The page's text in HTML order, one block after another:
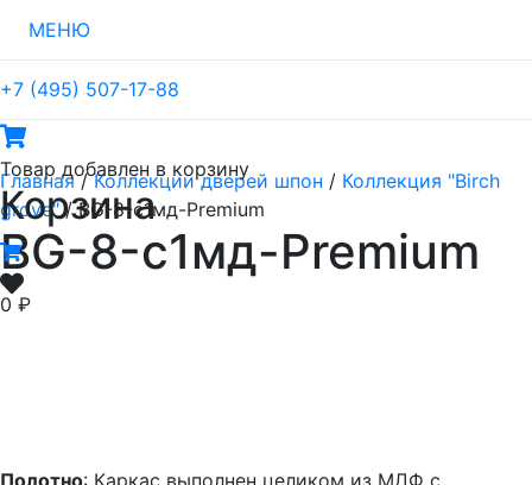
МЕНЮ
+7 (495) 507-17-88
Товар добавлен в корзину
Корзина
Главная/Коллекции дверей шпон / Коллекция "Birch
grove"/ BG-8-с1мд-Premium
BG-8-с1мд-Premium
0 ₽
Полотно: Каркас выполнен целиком из МДФ с